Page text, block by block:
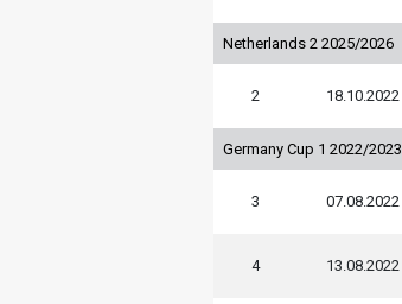
Netherlands 2 2025/2026
2 18.10.2022
Germany Cup 1 2022/2023
3 07.08.2022
4 13.08.2022